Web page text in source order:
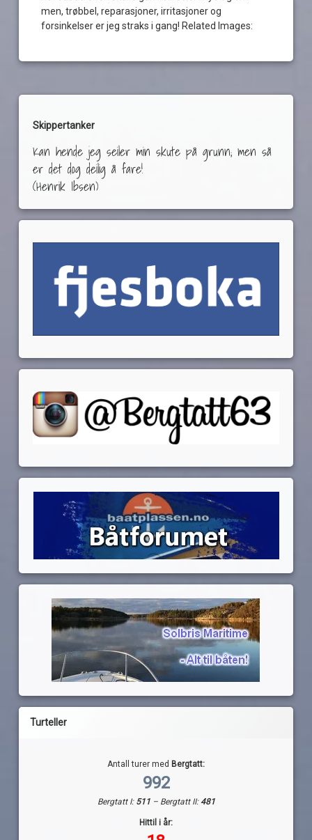
men, trøbbel, reparasjoner, irritasjoner og
forsinkelser er jeg straks i gang! Related Images:
Skippertanker
Kan hende jeg seiler min skute på grunn; men så
er det dog deilig å fare!
(Henrik Ibsen)
Turteller
Antall turer med Bergtatt:
992
Bergtatt I: 511 – Bergtatt II:481
Hittil i år: